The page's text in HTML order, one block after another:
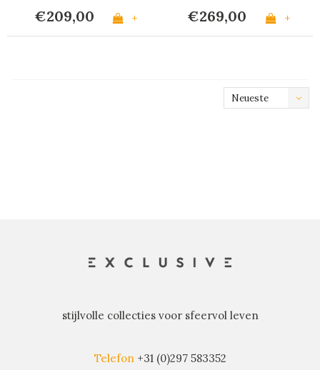
€209,00 + €269,00 +
Neueste
stijlvolle collecties voor sfeervol leven
Telefon +31 (0)297 583352